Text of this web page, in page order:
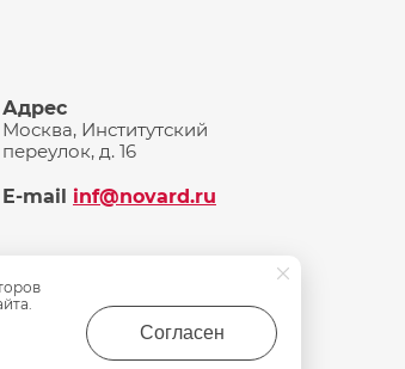
Адрес
Москва, Институтский
переулок, д. 16
E-mail inf@novard.ru
Согласен